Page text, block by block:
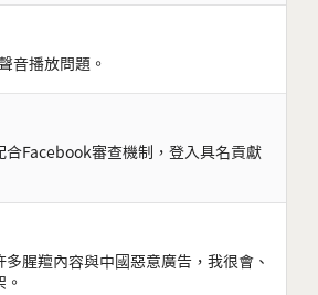
音播放問題。
合Facebook審查機制，登入具名貢獻
腥羶內容與中國惡意廣告，我很會、